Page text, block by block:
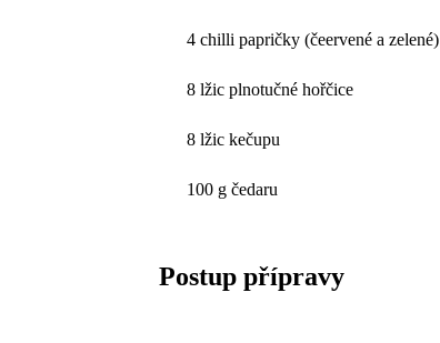
4 chilli papričky (čeervené a zelené)
8 lžic plnotučné hořčice
8 lžic kečupu
100 g čedaru
Postup přípravy